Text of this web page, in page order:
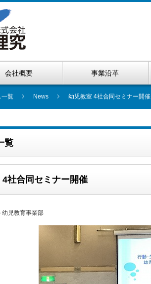
会社概要 事業沿革
一覧 News 幼児教室 4社合同セミナー開催
覧
4社合同セミナー開催
幼児教育事業部